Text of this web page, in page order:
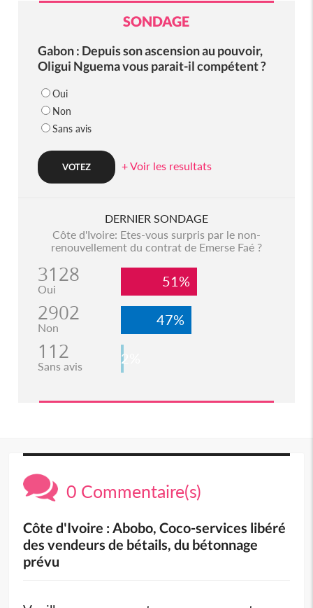
SONDAGE
Gabon : Depuis son ascension au pouvoir,
Oligui Nguema vous parait-il compétent ?
Oui
Non
Sans avis
+ Voir les resultats
DERNIER SONDAGE
Côte d'Ivoire: Etes-vous surpris par le non-
renouvellement du contrat de Emerse Faé ?
3128
Oui 51%
2902
Non 47%
112
Sans avis 2%
0 Commentaire(s)
Côte d'Ivoire : Abobo, Coco-services libéré
des vendeurs de bétails, du bétonnage
prévu